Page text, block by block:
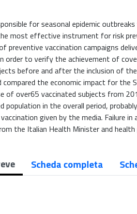
for seasonal epidemic
most effective instrument for risk
preventive vaccination campaigns
order to verify the achievement of
before and after the inclusion of
the economic impact for the
of over65 vaccinated subjects from
population in the overall period,
given by the media. Failure
the Italian Health Minister and
Scheda completa